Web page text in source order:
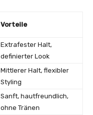
Vorteile
Extrafester Halt,
definierter Look
Mittlerer Halt, flexibler
Styling
Sanft, hautfreundlich,
ohne Tränen